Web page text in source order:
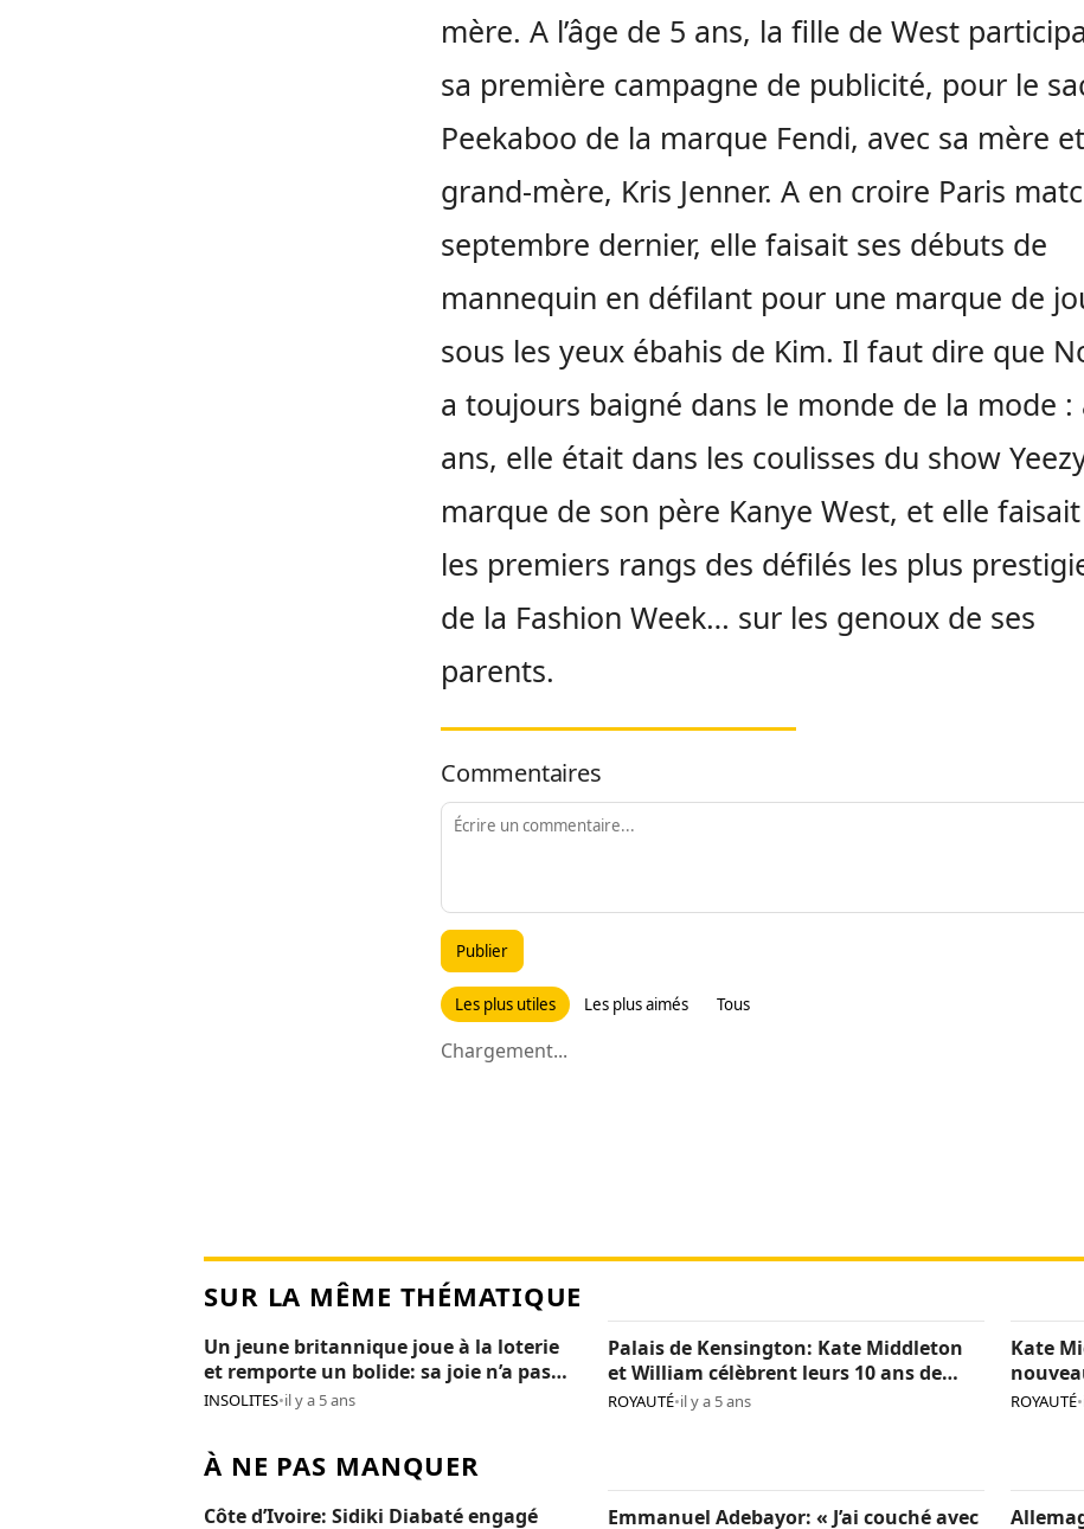
mère. A l’âge de 5 ans, la fille de West
sa première campagne de publicité, pour le
Peekaboo de la marque Fendi, avec sa mère
grand-mère, Kris Jenner. A en croire Paris
septembre dernier, elle faisait ses débuts de
mannequin en défilant pour une marque de
sous les yeux ébahis de Kim. Il faut dire que
a toujours baigné dans le monde de la mode :
ans, elle était dans les coulisses du show
marque de son père Kanye West, et elle
les premiers rangs des défilés les plus
de la Fashion Week… sur les genoux de ses
parents.
Commentaires
Publier
Les plus utiles Les plus aimés Tous
Chargement...
SUR LA MÊME THÉMATIQUE
Un jeune britannique joue à la loterie
et remporte un bolide: sa joie n’a pas
duré 24H
INSOLITES•il y a 5 ans
Palais de Kensington: Kate Middleton
et William célèbrent leurs 10 ans de
mariage (photos)
ROYAUTÉ•il y a 5 ans
Kate
ROYAUTÉ•
À NE PAS MANQUER
Côte d’Ivoire: Sidiki Diabaté engagé
Emmanuel Adebayor: « J’ai couché avec